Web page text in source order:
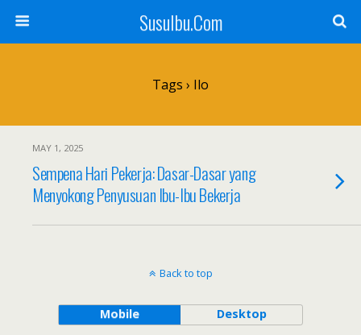
SusuIbu.Com
Tags › Ilo
MAY 1, 2025
Sempena Hari Pekerja: Dasar-Dasar yang
Menyokong Penyusuan Ibu-Ibu Bekerja
Back to top
Mobile Desktop